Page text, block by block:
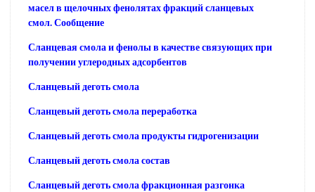
масел в щелочных фенолятах фракций сланцевых
смол. Сообщение
Сланцевая смола и фенолы в качестве связующих при
получении углеродных адсорбентов
Сланцевый деготь смола
Сланцевый деготь смола переработка
Сланцевый деготь смола продукты гидрогенизации
Сланцевый деготь смола состав
Сланцевый деготь смола фракционная разгонка